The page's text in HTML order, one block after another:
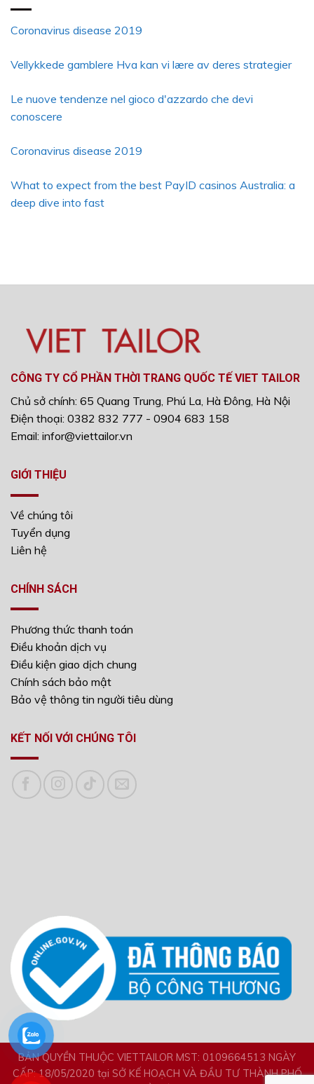
Coronavirus disease 2019
Vellykkede gamblere Hva kan vi lære av deres strategier
Le nuove tendenze nel gioco d'azzardo che devi
conoscere
Coronavirus disease 2019
What to expect from the best PayID casinos Australia: a
deep dive into fast
CÔNG TY CỔ PHẦN THỜI TRANG QUỐC TẾ VIET TAILOR
Chủ sở chính: 65 Quang Trung, Phú La, Hà Đông, Hà Nội
Điện thoại: 0382 832 777 - 0904 683 158
Email: infor@viettailor.vn
GIỚI THIỆU
Về chúng tôi
Tuyển dụng
Liên hệ
CHÍNH SÁCH
Phương thức thanh toán
Điều khoản dịch vụ
Điều kiện giao dịch chung
Chính sách bảo mật
Bảo vệ thông tin người tiêu dùng
KẾT NỐI VỚI CHÚNG TÔI
BẢN QUYỀN THUỘC VIETTAILOR MST: 0109664513 NGÀY
CẤP: 18/05/2020 tại SỞ KẾ HOẠCH VÀ ĐẦU TƯ THÀNH PHỐ